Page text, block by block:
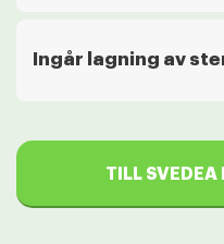
Ingår lagning av
TILL SVEDEA